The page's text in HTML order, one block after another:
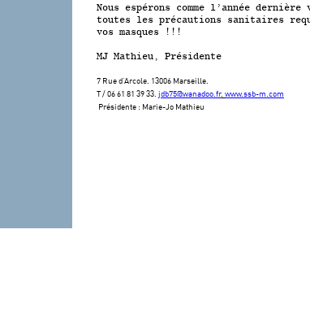
Nous espérons comme l’année
toutes les précautions sanitaires
vos masques !!!
MJ Mathieu, Présidente
7 Rue d’Arcole. 13006 Marseille.
T / 06 61 81 39 33. jdb75@wanadoo.fr. www.ssb-m.com
Présidente : Marie-Jo Mathieu